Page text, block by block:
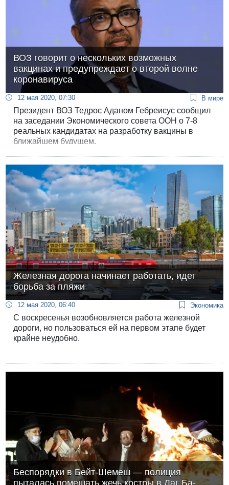
ВОЗ говорит о нескольких возможных
вакцинах и предупреждает о второй волне
коронавируса
12 мая 2020, 07:30 В мире
Президент ВОЗ Тедрос Аданом Гебреисус сообщил
на заседании Экономического совета ООН о 7-8
реальных кандидатах на разработку вакцины в
ближайшем будущем.
Железная дорога начинает работать, идет
борьба за пляжи
12 мая 2020, 06:40 Экономика
С воскресенья возобновляется работа железной
дороги, но пользоваться ей на первом этапе будет
крайне неудобно.
Беспорядки в Бейт-Шемеш — полиция
пыталась помешать жечь костры в Лаг Ба-